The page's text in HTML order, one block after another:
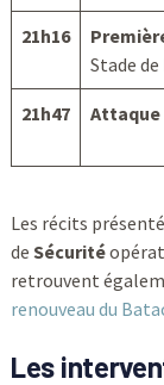
21h16
Stade de
21h47 Attaque
Les récits
de Sécurité
retrouvent
renouveau du
Les